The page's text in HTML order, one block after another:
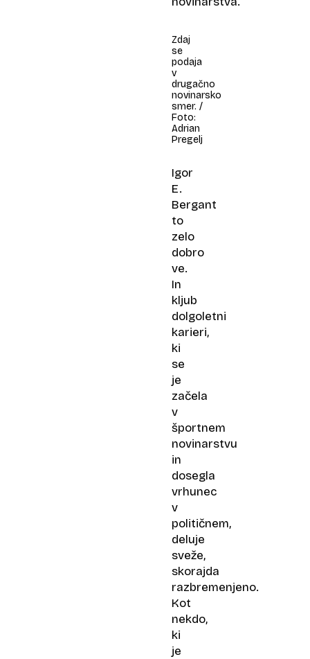
Zdaj
se
podaja
v
drugačno
novinarsko
smer. /
Foto:
Adrian
Pregelj
Igor
E.
Bergant
to
zelo
dobro
ve.
In
kljub
dolgoletni
karieri,
ki
se
je
začela
v
športnem
novinarstvu
in
dosegla
vrhunec
v
političnem,
deluje
sveže,
skorajda
razbremenjeno.
Kot
nekdo,
ki
je